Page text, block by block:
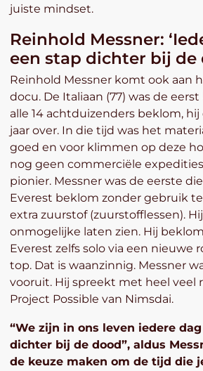
juiste mindset.
Reinhold Messner:
een stap dichter bij de
Reinhold Messner komt ook aan
docu. De Italiaan (77) was de
alle 14 achtduizenders beklom, hij
jaar over. In die tijd was het
goed en voor klimmen op deze
nog geen commerciële
pionier. Messner was de eerste
Everest beklom zonder gebruik
extra zuurstof (zuurstofflessen).
onmogelijke laten zien. Hij
Everest zelfs solo via een nieuwe
top. Dat is waanzinnig. Messner
vooruit. Hij spreekt met heel veel
Project Possible van Nimsdai.
“We zijn in ons leven iedere
dichter bij de dood”, aldus
de keuze maken om de tijd die